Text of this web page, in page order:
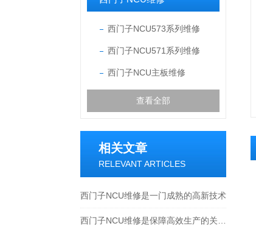
西门子NCU573系列维修
西门子NCU571系列维修
西门子NCU主板维修
查看全部
相关文章
RELEVANT ARTICLES
西门子NCU维修是一门成熟的高新技术